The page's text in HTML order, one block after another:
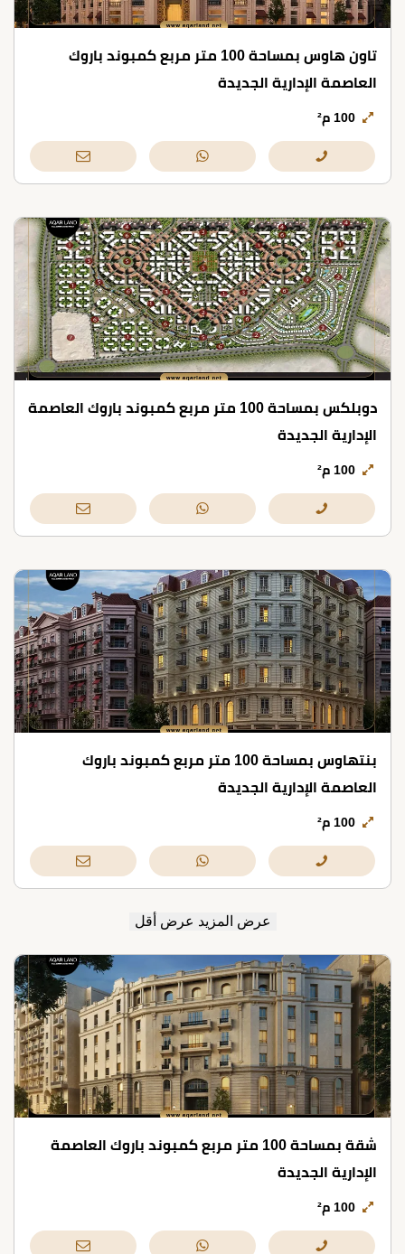
تاون هاوس بمساحة 100 متر مربع كمبوند باروك
العاصمة الإدارية الجديدة
100 م²
دوبلكس بمساحة 100 متر مربع كمبوند باروك العاصمة
الإدارية الجديدة
100 م²
بنتهاوس بمساحة 100 متر مربع كمبوند باروك
العاصمة الإدارية الجديدة
100 م²
عرض المزيد عرض أقل
شقة بمساحة 100 متر مربع كمبوند باروك العاصمة
الإدارية الجديدة
100 م²